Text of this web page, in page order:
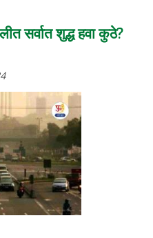
सर्वात शुद्ध हवा कुठे?